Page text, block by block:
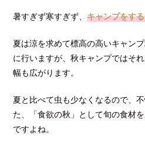
暑すぎず寒すぎず、キャンプをす
夏は涼を求めて標高の高いキャン
に行いますが、秋キャンプではそれ
幅も広がります。
夏と比べて虫も少なくなるので、
た、「食欲の秋」として旬の食材
ですよね。